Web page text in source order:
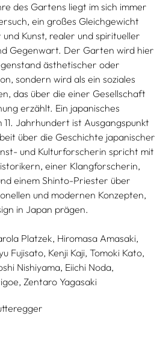
des Gartens liegt im sich immer
ein großes Gleichgewicht
Kunst, realer und spiritueller
Gegenwart. Der Garten wird hier
ästhetischer oder
sondern wird als ein soziales
das über die einer Gesellschaft
erzählt. Ein japanisches
Jahrhundert ist Ausgangspunkt
über die Geschichte japanischer
und Kulturforscherin spricht mit
einer Klangforscherin,
einem Shinto-Priester über
und modernen Konzepten,
in Japan prägen.
Platzek, Hiromasa Amasaki,
Fujisato, Kenji Kaji, Tomoki Kato,
Nishiyama, Eiichi Noda,
Zentaro Yagasaki